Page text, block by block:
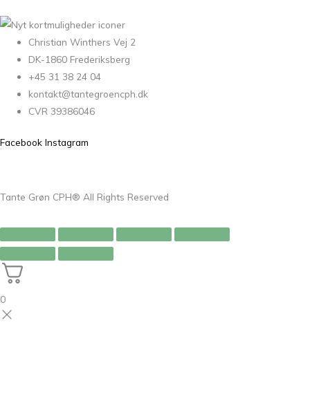
Christian Winthers Vej 2
DK-1860 Frederiksberg
+45 31 38 24 04
kontakt@tantegroencph.dk
CVR 39386046
Facebook Instagram
Tante Grøn CPH® All Rights Reserved
0